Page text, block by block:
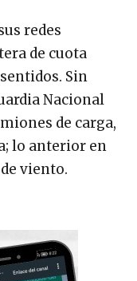
redes
de cuota
Sin
Nacional
de carga,
lo anterior en
viento.